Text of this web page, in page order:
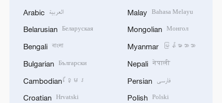
Arabic العربية
Belarusian Беларуская
Bengali বাংলা
Bulgarian Български
Cambodian ខ្មែរ
Croatian Hrvatski
Malay Bahasa Melayu
Mongolian Монгол
Myanmar မြန်မာဘာသာ
Nepali नेपाली
Persian فارسی
Polish Polski